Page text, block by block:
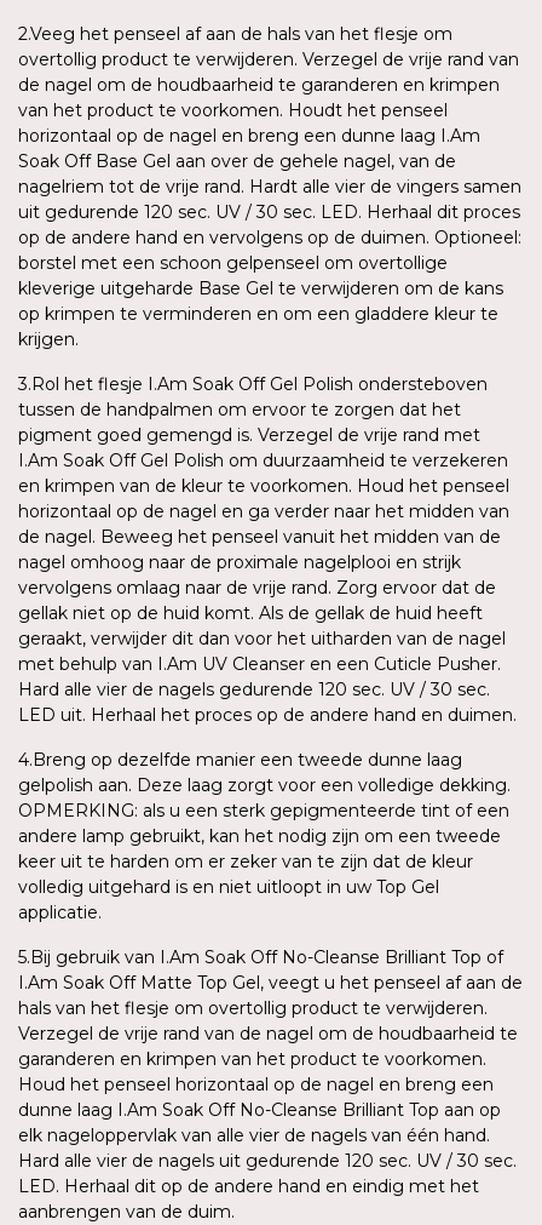
2.Veeg het penseel af aan de hals van het flesje om
overtollig product te verwijderen. Verzegel de vrije rand van
de nagel om de houdbaarheid te garanderen en krimpen
van het product te voorkomen. Houdt het penseel
horizontaal op de nagel en breng een dunne laag I.Am
Soak Off Base Gel aan over de gehele nagel, van de
nagelriem tot de vrije rand. Hardt alle vier de vingers samen
uit gedurende 120 sec. UV / 30 sec. LED. Herhaal dit proces
op de andere hand en vervolgens op de duimen. Optioneel:
borstel met een schoon gelpenseel om overtollige
kleverige uitgeharde Base Gel te verwijderen om de kans
op krimpen te verminderen en om een gladdere kleur te
krijgen.
3.Rol het flesje I.Am Soak Off Gel Polish ondersteboven
tussen de handpalmen om ervoor te zorgen dat het
pigment goed gemengd is. Verzegel de vrije rand met
I.Am Soak Off Gel Polish om duurzaamheid te verzekeren
en krimpen van de kleur te voorkomen. Houd het penseel
horizontaal op de nagel en ga verder naar het midden van
de nagel. Beweeg het penseel vanuit het midden van de
nagel omhoog naar de proximale nagelplooi en strijk
vervolgens omlaag naar de vrije rand. Zorg ervoor dat de
gellak niet op de huid komt. Als de gellak de huid heeft
geraakt, verwijder dit dan voor het uitharden van de nagel
met behulp van I.Am UV Cleanser en een Cuticle Pusher.
Hard alle vier de nagels gedurende 120 sec. UV / 30 sec.
LED uit. Herhaal het proces op de andere hand en duimen.
4.Breng op dezelfde manier een tweede dunne laag
gelpolish aan. Deze laag zorgt voor een volledige dekking.
OPMERKING: als u een sterk gepigmenteerde tint of een
andere lamp gebruikt, kan het nodig zijn om een tweede
keer uit te harden om er zeker van te zijn dat de kleur
volledig uitgehard is en niet uitloopt in uw Top Gel
applicatie.
5.Bij gebruik van I.Am Soak Off No-Cleanse Brilliant Top of
I.Am Soak Off Matte Top Gel, veegt u het penseel af aan de
hals van het flesje om overtollig product te verwijderen.
Verzegel de vrije rand van de nagel om de houdbaarheid te
garanderen en krimpen van het product te voorkomen.
Houd het penseel horizontaal op de nagel en breng een
dunne laag I.Am Soak Off No-Cleanse Brilliant Top aan op
elk nageloppervlak van alle vier de nagels van één hand.
Hard alle vier de nagels uit gedurende 120 sec. UV / 30 sec.
LED. Herhaal dit op de andere hand en eindig met het
aanbrengen van de duim.